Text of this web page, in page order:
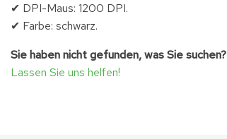
✔ DPI-Maus: 1200 DPI.
✔ Farbe: schwarz.
Sie haben nicht gefunden, was Sie suchen?
Lassen Sie uns helfen!